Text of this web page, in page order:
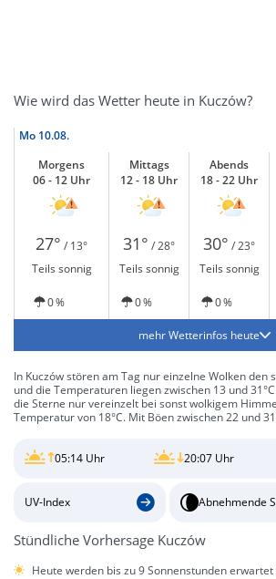
Wie wird das Wetter heute in Kuczów?
Mo 10.08.
Morgens
06 - 12 Uhr
Mittags
12 - 18 Uhr
Abends
18 - 22 Uhr
27° / 13° 31° / 28° 30° / 23°
Teils sonnig
Teils sonnig Teils sonnig
0 % 0 % 0 %
mehr Wetterinfos heute
In Kuczów stören am Tag nur einzelne Wolken den
und die Temperaturen liegen zwischen 13 und
die Sterne nur vereinzelt bei sonst wolkigem
Temperatur von 18°C. Mit Böen zwischen 22 und
05:14 Uhr 20:07 Uhr
UV-Index Abnehmende
Stündliche Vorhersage Kuczów
Heute werden bis zu 9 Sonnenstunden erwartet